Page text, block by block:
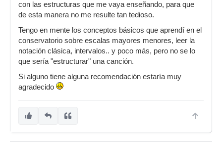
con las estructuras que me vaya enseñando, para que
de esta manera no me resulte tan tedioso.
Tengo en mente los conceptos básicos que aprendí en el
conservatorio sobre escalas mayores menores, leer la
notación clásica, intervalos.. y poco más, pero no se lo
que sería "estructurar" una canción.
Si alguno tiene alguna recomendación estaría muy
agradecido